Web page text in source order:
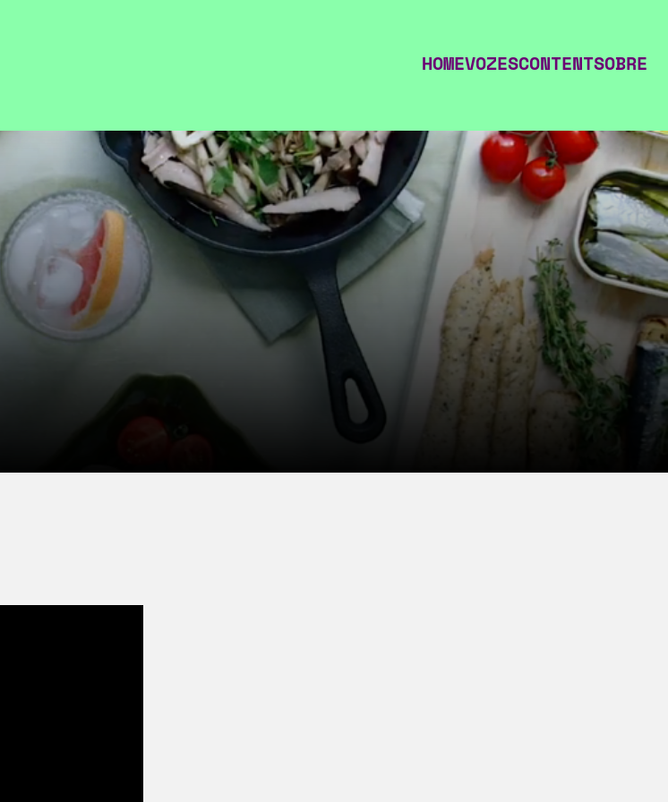
HOMEVOZESCONTENTSOBRE